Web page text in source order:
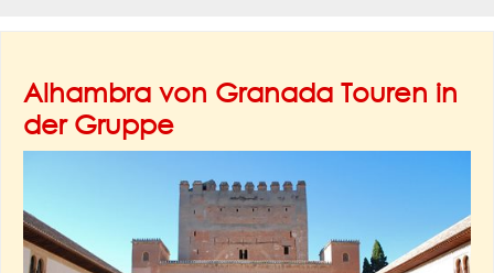
Alhambra von Granada Touren in
der Gruppe